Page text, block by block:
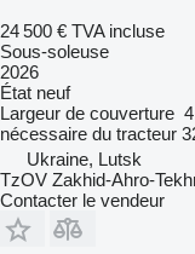
24 500 € TVA incluse
Sous-soleuse
2026
État neuf
Largeur de couverture
nécessaire du tracteur
Ukraine, Lutsk
TzOV Zakhid-Ahro-
Contacter le vendeur